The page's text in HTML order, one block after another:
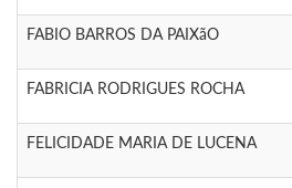
FABIO BARROS DA PAIXãO
FABRICIA RODRIGUES ROCHA
FELICIDADE MARIA DE LUCENA